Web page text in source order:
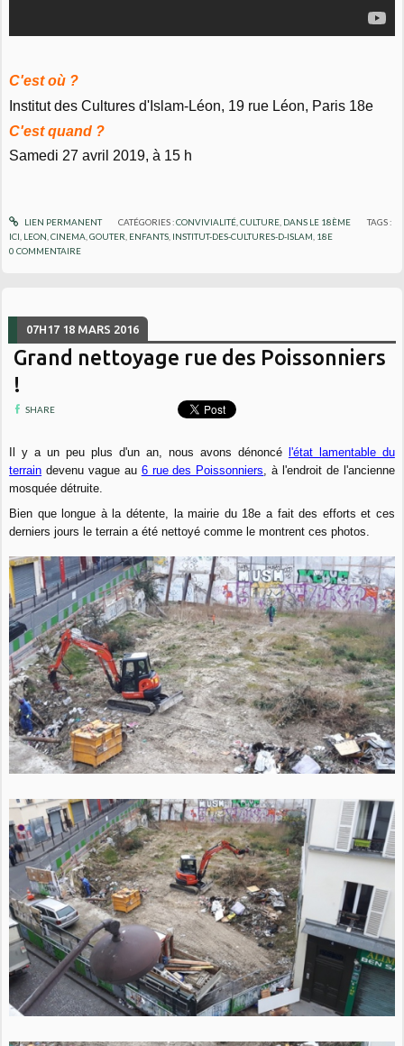
C'est où ?
Institut des Cultures d'Islam-Léon, 19 rue Léon, Paris 18e
C'est quand ?
Samedi 27 avril 2019, à 15 h
LIEN PERMANENT CATÉGORIES :CONVIVIALITÉ,CULTURE, DANS LE 18ÈME
TAGS :
ICI, LEON,CINEMA,GOUTER, ENFANTS, INSTITUT-DES-CULTURES-D-ISLAM, 18E
0 COMMENTAIRE
07H17 18 MARS 2016
Grand nettoyage rue des Poissonniers
!
SHARE
Il y a un peu plus d'un an, nous avons dénoncé l'état lamentable du
terrain devenu vague au 6 rue des Poissonniers , à l'endroit de l'ancienne
mosquée détruite.
Bien que longue à la détente, la mairie du 18e a fait des efforts et ces
derniers jours le terrain a été nettoyé comme le montrent ces photos.